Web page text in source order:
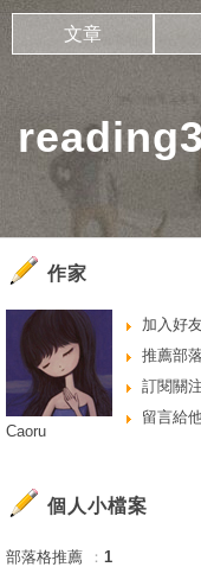
文章
作家
加入好
推薦部
訂閱關注
留言給
Caoru
個人小檔案
部落格推薦 ： 1